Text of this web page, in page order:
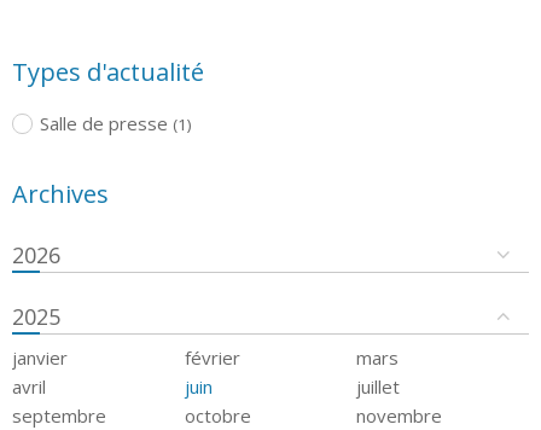
Types d'actualité
Salle de presse (1)
Archives
2026
2025
janvier février
mars
avril
juin
juillet
septembre
octobre
novembre